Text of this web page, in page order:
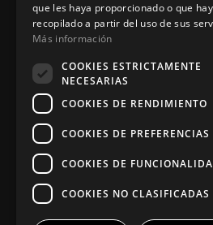
+34871043524
zinemarratxi@gmail.com
Balears
que les haya proporcionado o que
recopilado a partir del uso de sus
Más información
COOKIES ESTRICTAMENTE
NECESARIAS
COOKIES DE RENDIMIENTO
COOKIES DE PREFERENCIAS
COOKIES DE
COOKIES NO CLASIFICADAS